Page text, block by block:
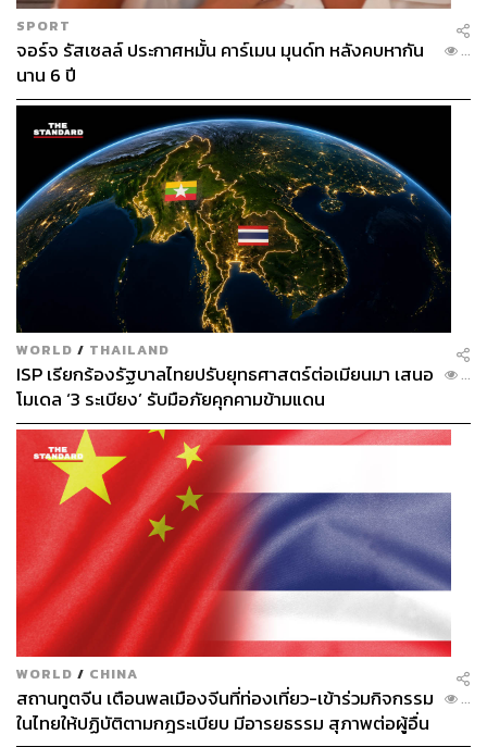
SPORT
จอร์จ รัสเซลล์ ประกาศหมั้น คาร์เมน มุนด์ท หลังคบหากัน
นาน 6 ปี
...
WORLD / THAILAND
ISP เรียกร้องรัฐบาลไทยปรับยุทธศาสตร์ต่อเมียนมา เสนอ
โมเดล ‘3 ระเบียง’ รับมือภัยคุกคามข้ามแดน
...
WORLD / CHINA
สถานทูตจีน เตือนพลเมืองจีนที่ท่องเที่ยว-เข้าร่วมกิจกรรม
ในไทยให้ปฏิบัติตามกฎระเบียบ มีอารยธรรม สุภาพต่อผู้อื่น
...